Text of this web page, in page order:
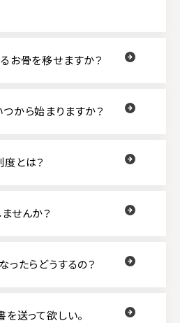
お骨を移せますか？
から始まりますか？
とは？
せんか？
ったらどうするの？
送って欲しい。